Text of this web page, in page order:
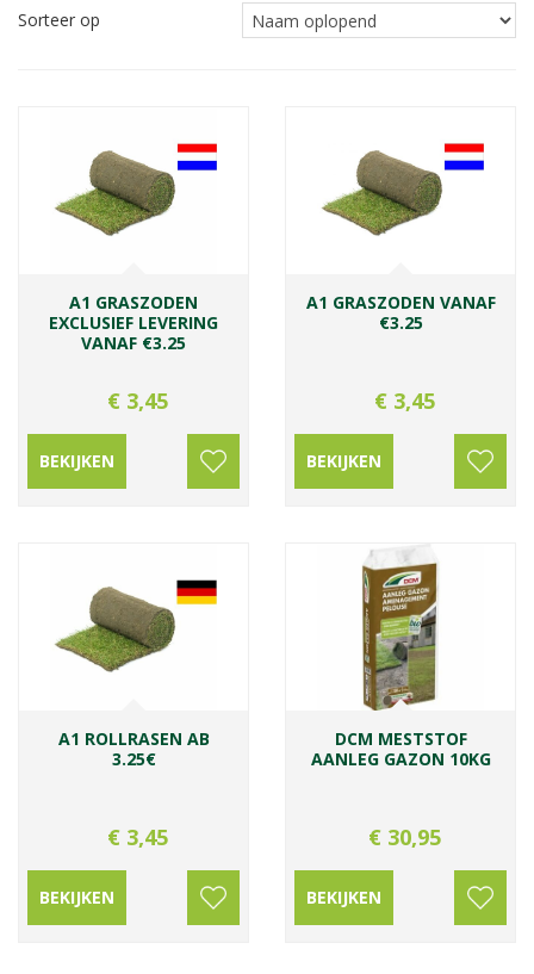
Sorteer op
A1 GRASZODEN
EXCLUSIEF LEVERING
VANAF €3.25
€ 3,45
BEKIJKEN
A1 GRASZODEN VANAF
€3.25
€ 3,45
BEKIJKEN
A1 ROLLRASEN AB
3.25€
€ 3,45
BEKIJKEN
DCM MESTSTOF
AANLEG GAZON 10KG
€ 30,95
BEKIJKEN